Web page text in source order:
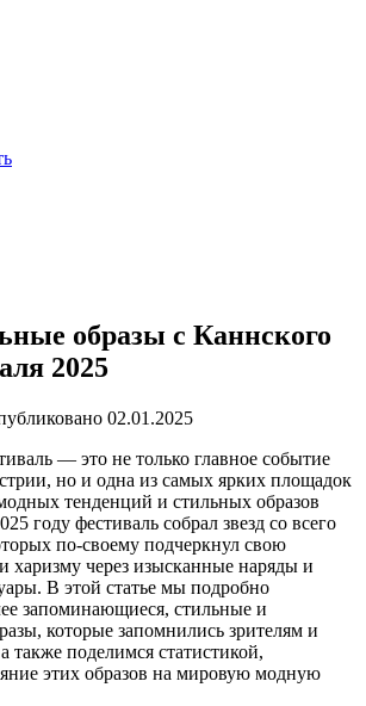
образы с Каннского
2025
02.01.2025
— это не только главное событие
но и одна из самых ярких площадок
тенденций и стильных образов
году фестиваль собрал звезд со всего
по-своему подчеркнул свою
харизму через изысканные наряды и
В этой статье мы подробно
запоминающиеся, стильные и
которые запомнились зрителям и
поделимся статистикой,
этих образов на мировую модную